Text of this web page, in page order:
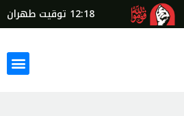
12:18 توقيت طهران